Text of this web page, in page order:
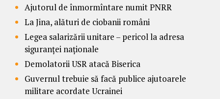
Ajutorul de înmormîntare numit PNRR
La Jina, alături de ciobanii români
Legea salarizării unitare – pericol la adresa
siguranței naționale
Demolatorii USR atacă Biserica
Guvernul trebuie să facă publice ajutoarele
militare acordate Ucrainei